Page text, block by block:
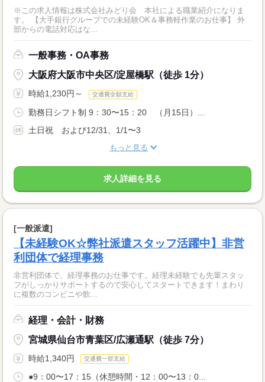
※この求人情報は株式会社みどり会 本社による職業紹介になりま
す。 【大手銀行グループでの未経験OK＆事務軽作業のお仕事】 外
部からの電話対応はな...
一般事務・OA事務
大阪府大阪市中央区/淀屋橋駅（徒歩 1分）
時給1,230円～ 交通費全額支給
勤務日シフト制 9：30〜15：20 （月15日）...
土日祝 および12/31、1/1〜3
もっと見る
求人詳細を見る
[一般派遣]
【未経験OK☆弊社派遣スタッフ活躍中】非営
利団体で経理事務
非営利団体で、経理事務のお仕事です。経理未経験でも先輩スタッ
フがしっかりサポートするので安心してスタートできます！まわり
に複数のコンビニや飲...
経理・会計・財務
宮城県仙台市青葉区/広瀬通駅（徒歩 7分）
時給1,340円 交通費一部支給
●9：00〜17：15（休憩時間・12：00〜13：0...